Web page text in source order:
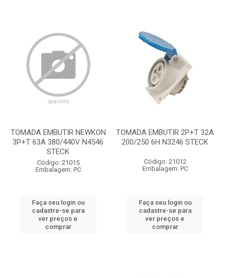
TOMADA EMBUTIR NEWKON
3P+T 63A 380/440V N4546
STECK
Código: 21015
Embalagem: PC
Faça seu login ou
cadastre-se para
ver preços e
comprar
TOMADA EMBUTIR 2P+T 32A
200/250 6H N3246 STECK
Código: 21012
Embalagem: PC
Faça seu login ou
cadastre-se para
ver preços e
comprar